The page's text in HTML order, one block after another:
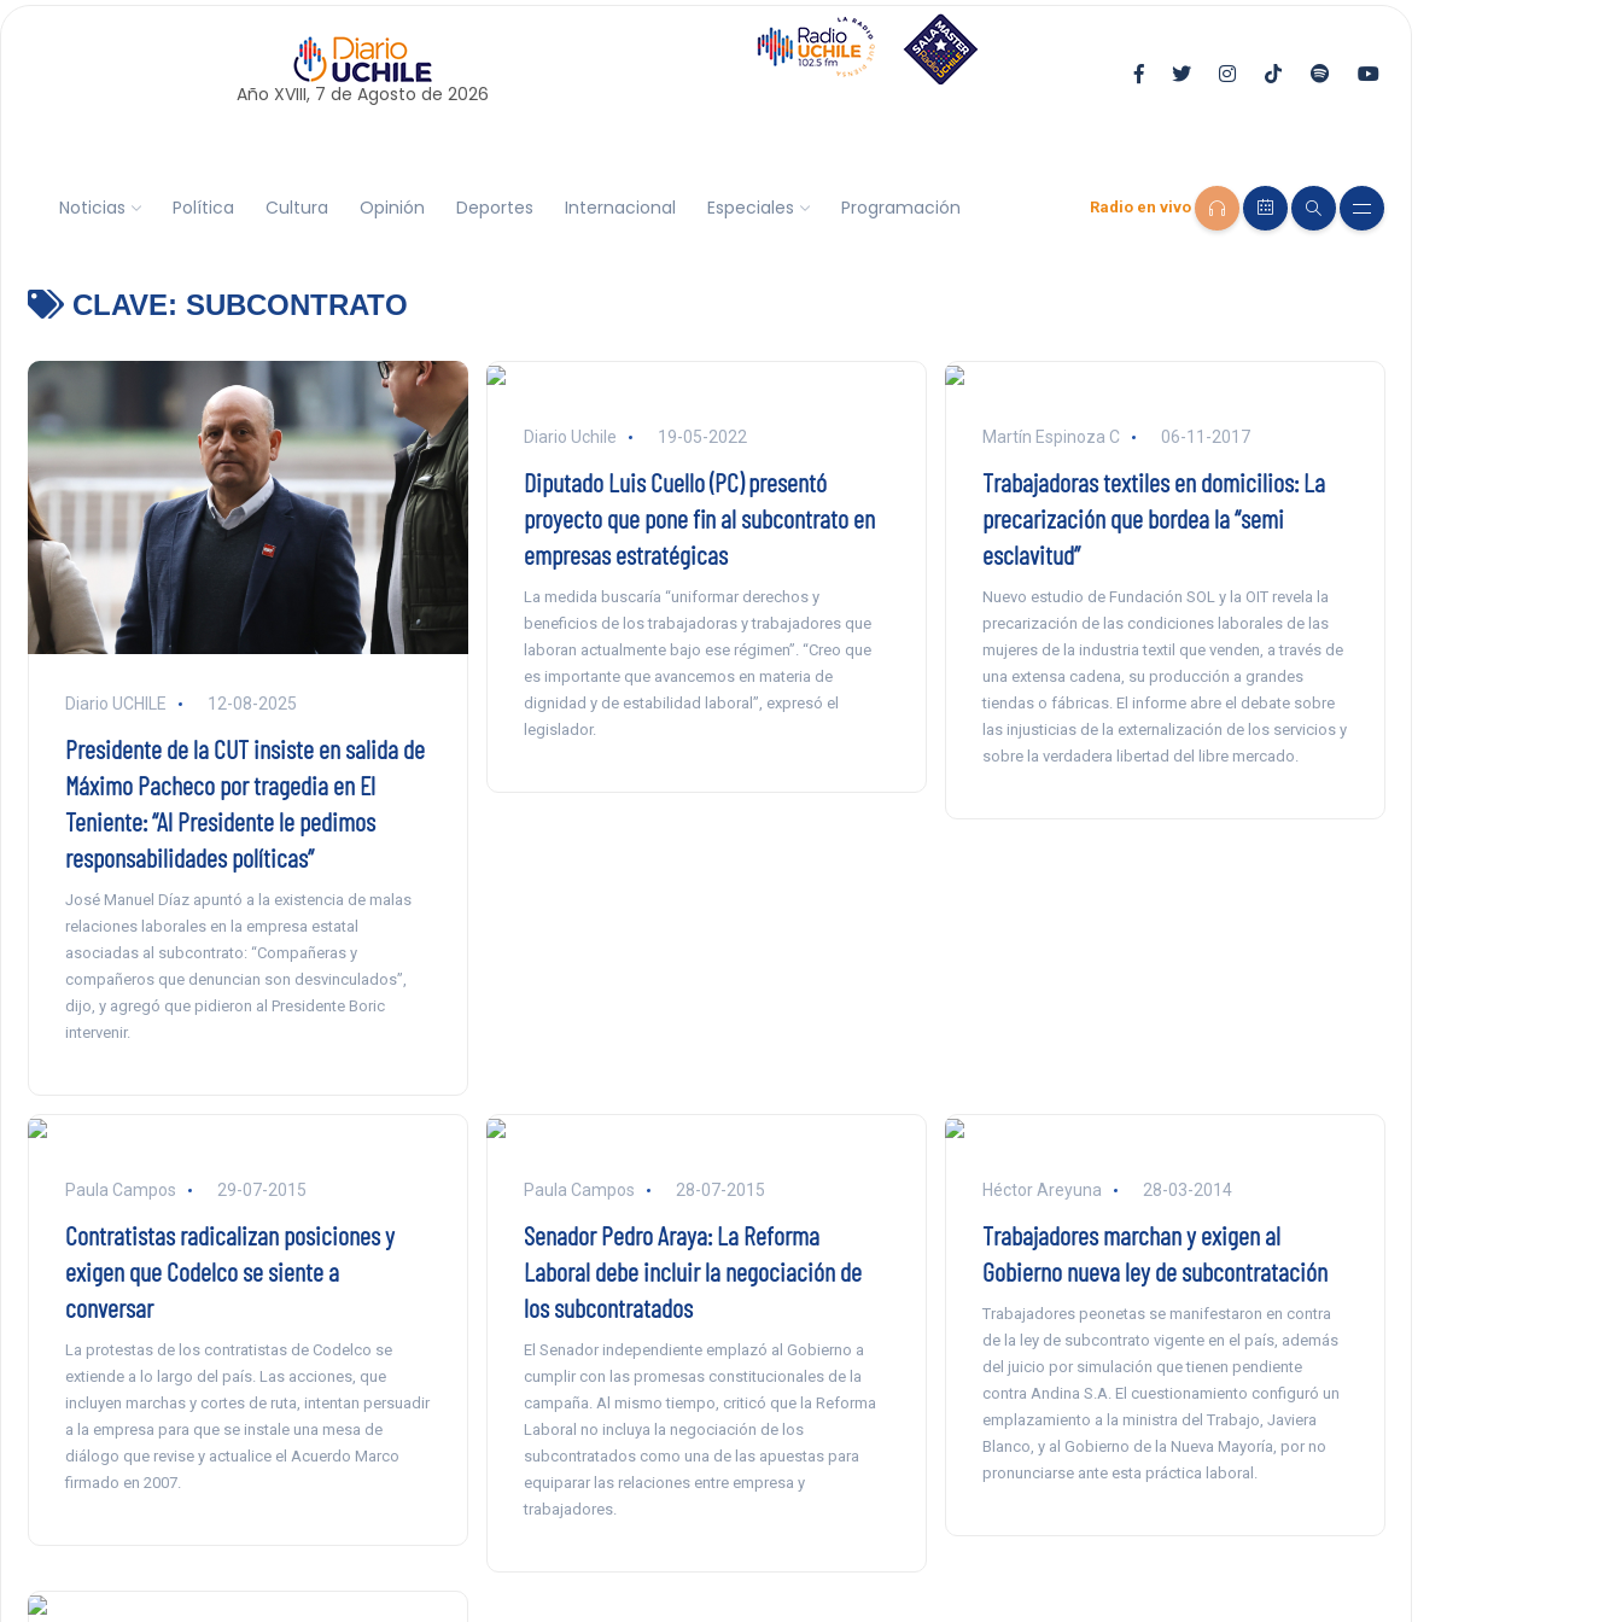
Año XVIII, 7 de Agosto de 2026
Noticias Política Cultura Opinión Deportes Internacional Especiales Programación Radio en vivo
CLAVE: SUBCONTRATO
Diario UCHILE 12-08-2025
Presidente de la CUT insiste en salida de
Máximo Pacheco por tragedia en El
Teniente: “Al Presidente le pedimos
responsabilidades políticas”
José Manuel Díaz apuntó a la existencia de malas
relaciones laborales en la empresa estatal
asociadas al subcontrato: “Compañeras y
compañeros que denuncian son desvinculados”,
dijo, y agregó que pidieron al Presidente Boric
intervenir.
Diario Uchile 19-05-2022
Diputado Luis Cuello (PC) presentó
proyecto que pone fin al subcontrato en
empresas estratégicas
La medida buscaría “uniformar derechos y
beneficios de los trabajadoras y trabajadores que
laboran actualmente bajo ese régimen”. “Creo que
es importante que avancemos en materia de
dignidad y de estabilidad laboral”, expresó el
legislador.
Martín Espinoza C 06-11-2017
Trabajadoras textiles en domicilios: La
precarización que bordea la “semi
esclavitud”
Nuevo estudio de Fundación SOL y la OIT revela la
precarización de las condiciones laborales de las
mujeres de la industria textil que venden, a través de
una extensa cadena, su producción a grandes
tiendas o fábricas. El informe abre el debate sobre
las injusticias de la externalización de los servicios y
sobre la verdadera libertad del libre mercado.
Paula Campos 29-07-2015
Contratistas radicalizan posiciones y
exigen que Codelco se siente a
conversar
La protestas de los contratistas de Codelco se
extiende a lo largo del país. Las acciones, que
incluyen marchas y cortes de ruta, intentan persuadir
a la empresa para que se instale una mesa de
diálogo que revise y actualice el Acuerdo Marco
firmado en 2007.
Paula Campos 28-07-2015
Senador Pedro Araya: La Reforma
Laboral debe incluir la negociación de
los subcontratados
El Senador independiente emplazó al Gobierno a
cumplir con las promesas constitucionales de la
campaña. Al mismo tiempo, criticó que la Reforma
Laboral no incluya la negociación de los
subcontratados como una de las apuestas para
equiparar las relaciones entre empresa y
trabajadores.
Héctor Areyuna 28-03-2014
Trabajadores marchan y exigen al
Gobierno nueva ley de subcontratación
Trabajadores peonetas se manifestaron en contra
de la ley de subcontrato vigente en el país, además
del juicio por simulación que tienen pendiente
contra Andina S.A. El cuestionamiento configuró un
emplazamiento a la ministra del Trabajo, Javiera
Blanco, y al Gobierno de la Nueva Mayoría, por no
pronunciarse ante esta práctica laboral.